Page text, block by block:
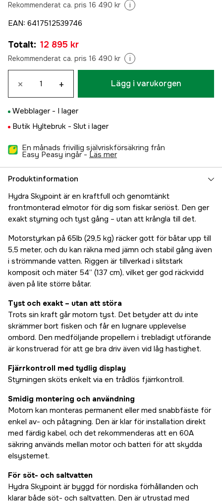
Rekommenderat ca. pris 16 490 kr i
EAN: 6417512539746
Totalt: 12 895 kr
Rekommenderat ca. pris 16 490 kr i
× + Lägg i varukorgen
Webblager - I lager
Butik Hyltebruk - Slut i lager
En månads frivillig självriskförsäkring från
Easy Peasy ingår - läs mer
Produktinformation
Hydra Skypoint är en kraftfull och genomtänkt
frontmonterad elmotor för dig som fiskar seriöst. Den ger
exakt styrning och tyst gång – utan att krångla till det.
Motorstyrkan på 65lb (29,5 kg) räcker gott för båtar upp till
5,5 meter, och du kan räkna med jämn och stabil gång även
i strömmande vatten. Riggen är tillverkad i slitstark
komposit och mäter 54” (137 cm), vilket ger god räckvidd
även på lite större båtar.
Tyst och exakt – utan att störa
Trots sin kraft går motorn tyst. Det betyder att du inte
skrämmer bort fisken och får en lugnare upplevelse
ombord. Den medföljande propellern i trebladigt utförande
är konstruerad för att ge bra driv även vid låg hastighet.
Fjärrkontroll med tydlig display
Styrningen sköts enkelt via en trådlös fjärrkontroll.
Smidig montering och användning
Motorn kan monteras permanent eller med snabbfäste för
enkel av- och påtagning. Den är klar för installation direkt
med färdig kabel, och det rekommenderas att en 60A
säkring används mellan motor och batteri för att skydda
elsystemet.
För söt- och saltvatten
Hydra Skypoint är byggd för nordiska förhållanden och
klarar både söt- och saltvatten. Den är utrustad med